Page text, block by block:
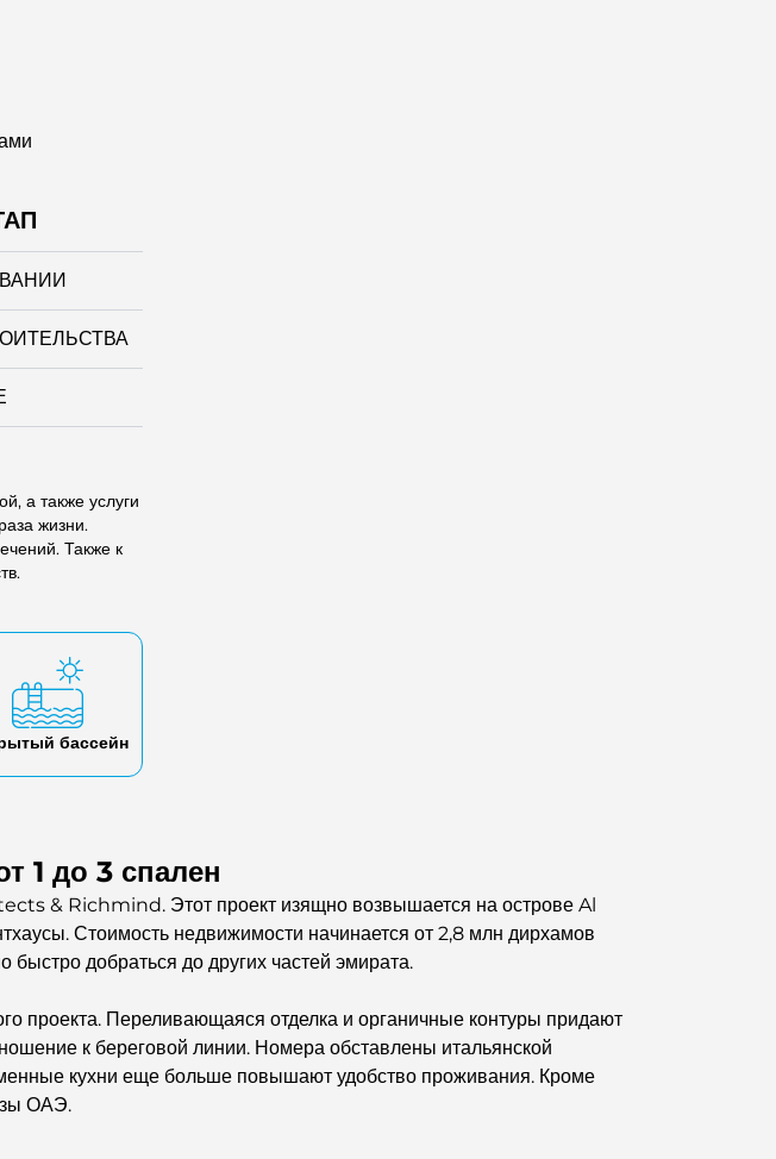
а также услуги
жизни.
Также к
бассейн
1 до 3 спален
& Richmind. Этот проект изящно возвышается на острове Al
Стоимость недвижимости начинается от 2,8 млн дирхамов
добраться до других частей эмирата.
проекта. Переливающаяся отделка и органичные контуры придают
к береговой линии. Номера обставлены итальянской
кухни еще больше повышают удобство проживания. Кроме
ОАЭ.